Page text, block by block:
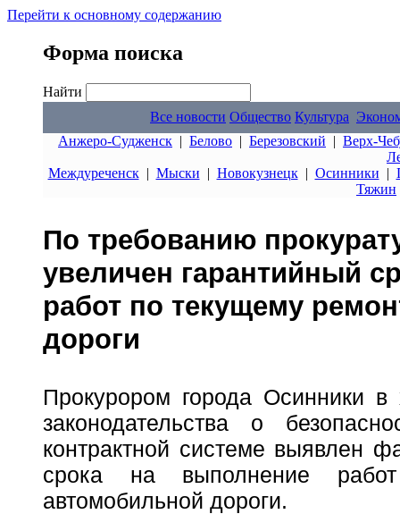
Перейти к основному содержанию
Форма поиска
Найти
Все новости Общество Культура
Анжеро-Судженск | Белово | Березовский | Верх-
Междуреченск| Мыски | Новокузнецк| Осинники |
Тяжин
По требованию
увеличен гарантийный
работ по текущему
дороги
Прокурором города Осинники в
законодательства о
контрактной системе выявлен
срока на выполнение
автомобильной дороги.